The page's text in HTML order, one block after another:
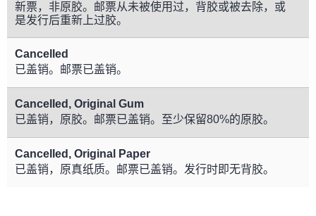
新票，非原胶。邮票从未被使用过，背胶或被去除，或
是发行后重新上过胶。
Cancelled
已盖销。邮票已盖销。
Cancelled, Original Gum
已盖销，原胶。邮票已盖销。至少保留80%的原胶。
Cancelled, Original Paper
已盖销，原真纸质。邮票已盖销。发行时即无背胶。